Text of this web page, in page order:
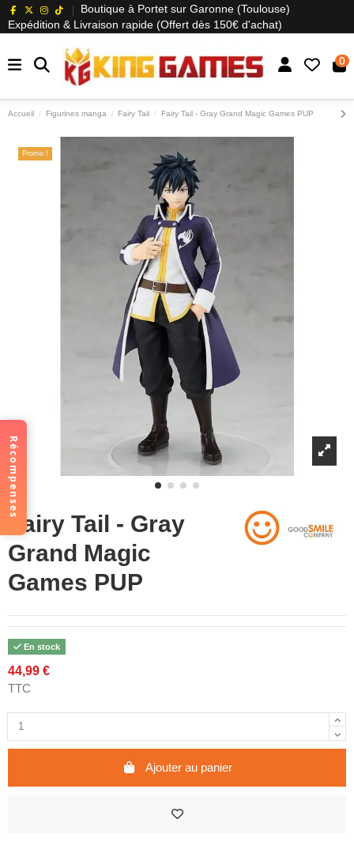
Boutique à Portet sur Garonne (Toulouse)
Expédition & Livraison rapide (Offert dès 150€ d'achat)
0
Accueil Figurines manga Fairy Tail Fairy Tail - Gray Grand Magic Games PUP
Promo !
Fairy Tail - Gray
Grand Magic
Games PUP
En stock
44,99 €
TTC
Ajouter au panier
Récompenses